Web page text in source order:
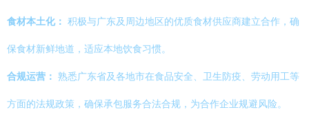
食材本土化： 积极与广东及周边地区的优质食材供应商建立合作，确
保食材新鲜地道，适应本地饮食习惯。
合规运营： 熟悉广东省及各地市在食品安全、卫生防疫、劳动用工等
方面的法规政策，确保承包服务合法合规，为合作企业规避风险。